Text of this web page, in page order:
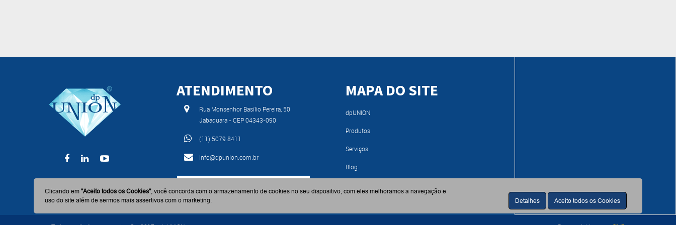
ATENDIMENTO
Rua Monsenhor Basílio Pereira, 50
Jabaquara - CEP 04343-090
(11) 5079 8411
info@dpunion.com.br
BAIXE AGORA NOSSO CATÁLOGO
MAPA DO SITE
dpUNION
Produtos
Serviços
Blog
Clicando em"Aceito todos os Cookies", você concorda com o armazenamento de cookies no seu dispositivo, com eles melhoramos a navegação e
uso do site além de sermos mais assertivos com o marketing.
Detalhes Aceito todos os Cookies